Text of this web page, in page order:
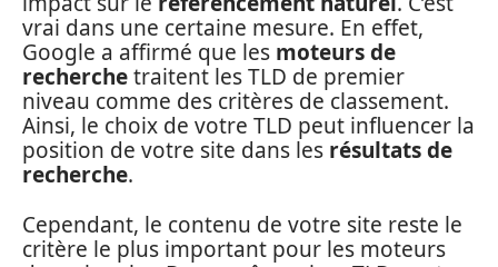
vrai dans une certaine mesure. En effet,
Google a affirmé que les moteurs de
recherchetraitent les TLD de premier
niveau comme des critères de classement.
Ainsi, le choix de votre TLD peut influencer la
position de votre site dans les résultats de
recherche.
Cependant, le contenu de votre site reste le
critère le plus important pour les moteurs